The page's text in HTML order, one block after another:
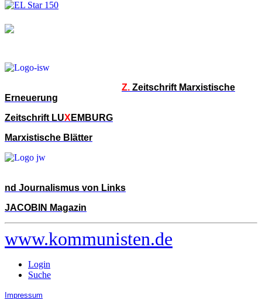
Z. Zeitschrift Marxistische
Erneuerung
Zeitschrift LUX EMBURG
Marxistische Blätter
nd Journalismus von Links
JACOBIN Magazin
www.kommunisten.de
Login
Suche
Impressum